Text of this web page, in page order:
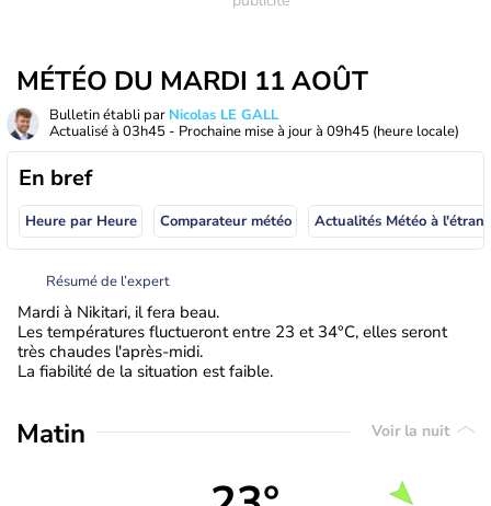
MÉTÉO DU MARDI 11 AOÛT
Bulletin établi par Nicolas LE GALL
Actualisé à 03h45 - Prochaine mise à jour à 09h45 (heure locale)
En bref
Heure par Heure Comparateur météo
Résumé de l’expert
Mardi à Nikitari, il fera beau.
Les températures fluctueront entre 23 et 34°C, elles seront
très chaudes l'après-midi.
La fiabilité de la situation est faible.
Matin Voir la nuit